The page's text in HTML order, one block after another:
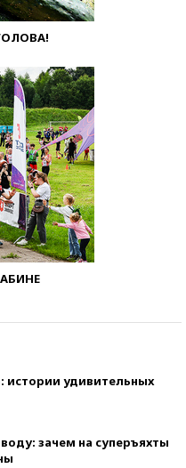
истории удивительных
зачем на суперъяхты